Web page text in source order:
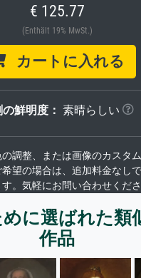
€ 125.77
(Enthält 19% MwSt.)
カートに入れる
鮮明度： 素晴らしい
調整、または画像のカスタ
希望の場合は、追加料金なし
。気軽にお問い合わせくださ
に選ばれた類
作品